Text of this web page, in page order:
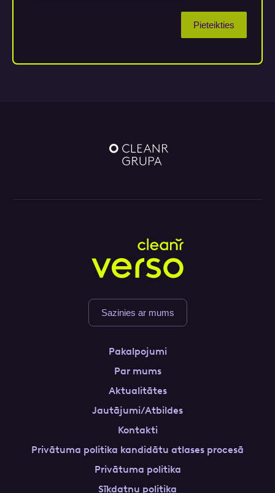
Pieteikties
Sazinies ar mums
Pakalpojumi
Par mums
Aktualitātes
Jautājumi/Atbildes
Kontakti
Privātuma politika kandidātu atlases procesā
Privātuma politika
Sīkdatņu politika